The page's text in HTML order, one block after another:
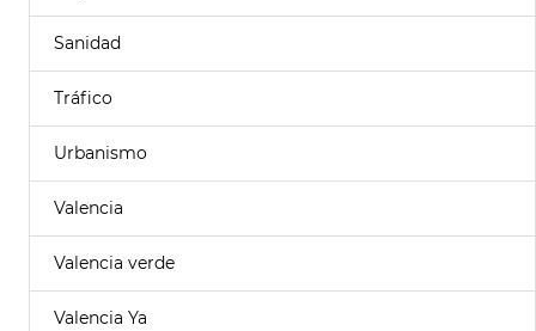
Sanidad
Tráfico
Urbanismo
Valencia
Valencia verde
Valencia Ya